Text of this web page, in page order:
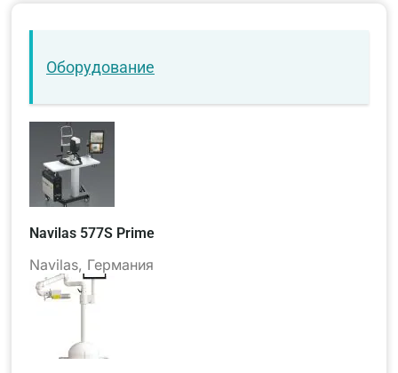
Оборудование
Navilas 577S Prime
Navilas, Германия